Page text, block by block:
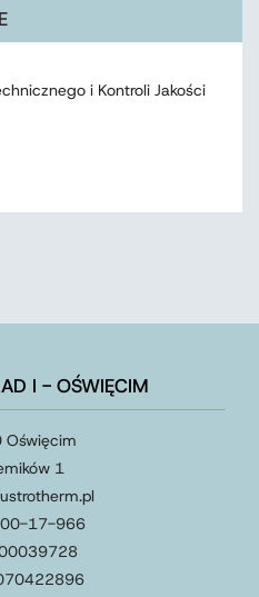
i Kontroli Jakości
I - OŚWIĘCIM
1
00-17-966